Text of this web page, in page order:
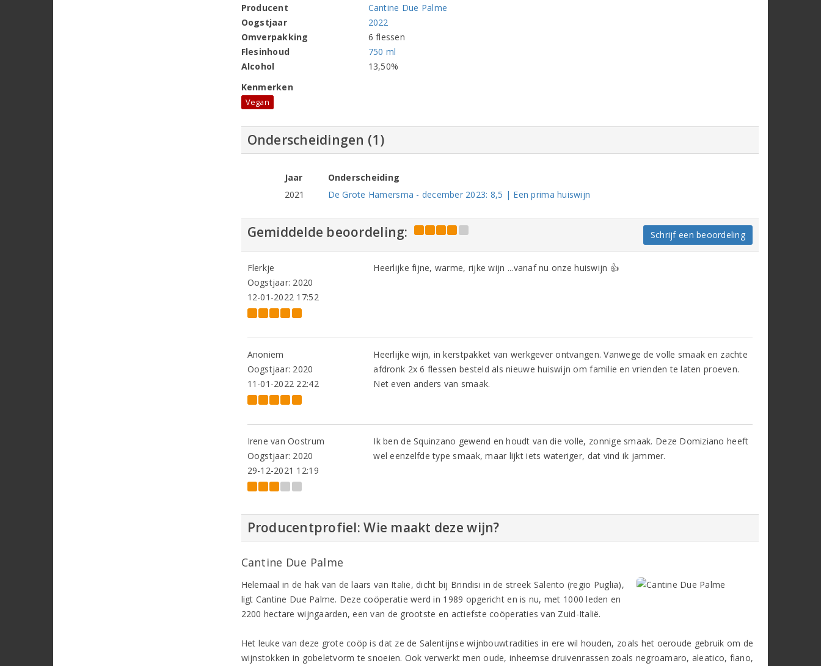
Producent
Cantine Due Palme
Oogstjaar
2022
Omverpakking
6 flessen
Flesinhoud
750 ml
Alcohol
13,50%
Kenmerken
Vegan
Onderscheidingen (1)
Jaar
Onderscheiding
2021
De Grote Hamersma - december 2023: 8,5 | Een prima huiswijn
Gemiddelde beoordeling: Schrijf een beoordeling
Flerkje
Oogstjaar: 2020
12-01-2022 17:52
Heerlijke fijne, warme, rijke wijn ...vanaf nu onze huiswijn 👍
Anoniem
Oogstjaar: 2020
11-01-2022 22:42
Heerlijke wijn, in kerstpakket van werkgever ontvangen. Vanwege de volle smaak en zachte
afdronk 2x 6 flessen besteld als nieuwe huiswijn om familie en vrienden te laten proeven.
Net even anders van smaak.
Irene van Oostrum
Oogstjaar: 2020
29-12-2021 12:19
Ik ben de Squinzano gewend en houdt van die volle, zonnige smaak. Deze Domiziano heeft
wel eenzelfde type smaak, maar lijkt iets wateriger, dat vind ik jammer.
Producentprofiel: Wie maakt deze wijn?
Cantine Due Palme
Helemaal in de hak van de laars van Italië, dicht bij Brindisi in de streek Salento (regio Puglia),
ligt Cantine Due Palme. Deze coöperatie werd in 1989 opgericht en is nu, met 1000 leden en
2200 hectare wijngaarden, een van de grootste en actiefste coöperaties van Zuid-Italië.
Het leuke van deze grote coöp is dat ze de Salentijnse wijnbouwtradities in ere wil houden, zoals het oeroude gebruik om de
wijnstokken in gobeletvorm te snoeien. Ook verwerkt men oude, inheemse druivenrassen zoals negroamaro, aleatico, fiano,